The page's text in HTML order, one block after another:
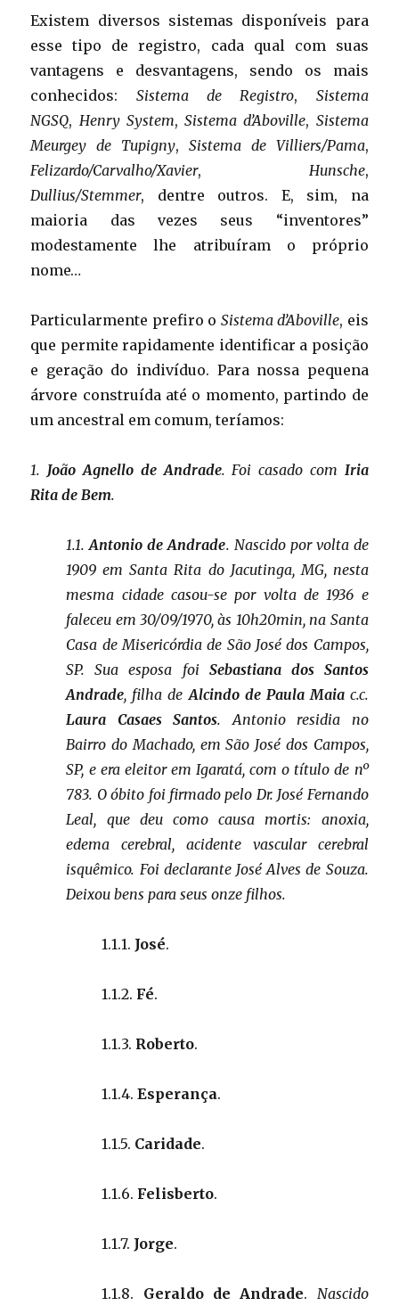
Existem diversos sistemas disponíveis para
esse tipo de registro, cada qual com suas
vantagens e desvantagens, sendo os mais
conhecidos: Sistema de Registro, Sistema
NGSQ, Henry System,Sistema d’Aboville, Sistema
Meurgey de Tupigny, Sistema de Villiers/Pama,
Felizardo/Carvalho/Xavier, Hunsche,
Dullius/Stemmer, dentre outros. E, sim, na
maioria das vezes seus “inventores”
modestamente lhe atribuíram o próprio
nome…
Particularmente prefiro o Sistema d’Aboville, eis
que permite rapidamente identificar a posição
e geração do indivíduo. Para nossa pequena
árvore construída até o momento, partindo de
um ancestral em comum, teríamos:
1. João Agnello de Andrade. Foi casado com Iria
Rita de Bem.
1.1.Antonio de Andrade. Nascido por volta de
1909 em Santa Rita do Jacutinga, MG, nesta
mesma cidade casou-se por volta de 1936 e
faleceu em 30/09/1970, às 10h20min, na Santa
Casa de Misericórdia de São José dos Campos,
SP. Sua esposa foi Sebastiana dos Santos
Andrade, filha de Alcindo de Paula Maiac.c.
Laura Casaes Santos. Antonio residia no
Bairro do Machado, em São José dos Campos,
SP, e era eleitor em Igaratá, com o título de nº
783. O óbito foi firmado pelo Dr. José Fernando
Leal, que deu como causa mortis: anoxia,
edema cerebral, acidente vascular cerebral
isquêmico. Foi declarante José Alves de Souza.
Deixou bens para seus onze filhos.
1.1.1. José.
1.1.2. Fé.
1.1.3. Roberto.
1.1.4.Esperança.
1.1.5. Caridade.
1.1.6. Felisberto.
1.1.7. Jorge.
1.1.8. Geraldo de Andrade. Nascido